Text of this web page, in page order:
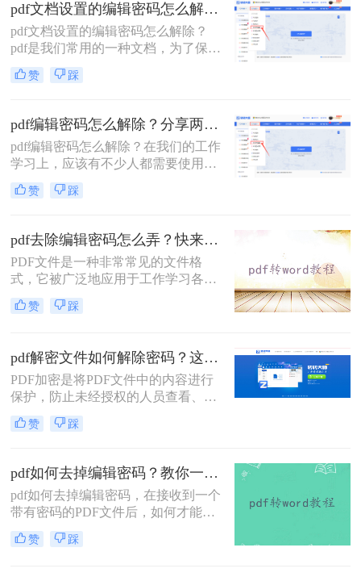
pdf文档设置的编辑密码怎么解除？分享几个解密方法！
pdf文档设置的编辑密码怎么解除？
pdf是我们常用的一种文档，为了保护
pdf文档的信息安全，很多人会将pdf
文档进行加密。但是如果你需要对pdf
时候应该怎么办呢？这个时候就需要
对文档进行解除密码保护的操作了。
在这种情况下，你可以采用一些方法
来解决这个问题。下面就给大家介绍
三种解除pdf密码保护的方法。
赞 踩
pdf编辑密码怎么解除？分享两种解除密码的方法！
pdf编辑密码怎么解除？在我们的工作
学习上，应该有不少人都需要使用到
PDF文件格式，毕竟这个格式它兼容
性较广，且不易编辑，能较好的保存
被人随意查看，都会选择给文档加
密，今天就来教大家二种方法，轻松
给PDF文档加密。
赞 踩
pdf去除编辑密码怎么弄？快来试试这两种方法！
PDF文件是一种非常常见的文件格
式，它被广泛地应用于工作学习各个
领域。由于PDF文件中的内容往往十
分重要，因此，为了保护其内容不被
文件但忘记了密码，该怎么办呢？下
面，小编就给大家分享pdf去除编辑密
码怎么弄的方法，一起来学习一下
吧。
赞 踩
pdf解密文件如何解除密码？这两种解密方法很简单
PDF加密是将PDF文件中的内容进行
保护，防止未经授权的人员查看、复
制、编辑或打印文档内容。那有时候
我们也要解除这些加密的文档该怎么
何解除密码方法帮助大家解决这个问
题，快来看看！
赞 踩
pdf如何去掉编辑密码？教你一种解除密码的在线方法！
pdf如何去掉编辑密码，在接收到一个
带有密码的PDF文件后，如何才能解
除文件中的密码？在当今这个互联网
时代下，必须随时具备防范意识来维
赞 踩